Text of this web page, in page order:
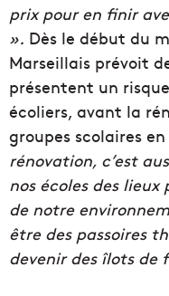
prix pour en finir
». Dès le début du
Marseillais prévoit
présentent un
écoliers, avant la
groupes scolaires
rénovation, c’est
nos écoles des
de notre
être des passoires
devenir des îlots de